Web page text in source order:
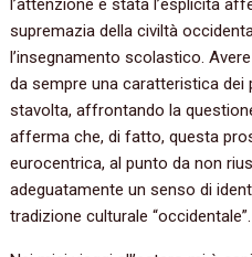
l’attenzione è stata l’esplicita
supremazia della civiltà
l’insegnamento scolastico.
da sempre una caratteristica
stavolta, affrontando la
afferma che, di fatto, questa
eurocentrica, al punto da non
adeguatamente un senso di
tradizione culturale “occidentale”.